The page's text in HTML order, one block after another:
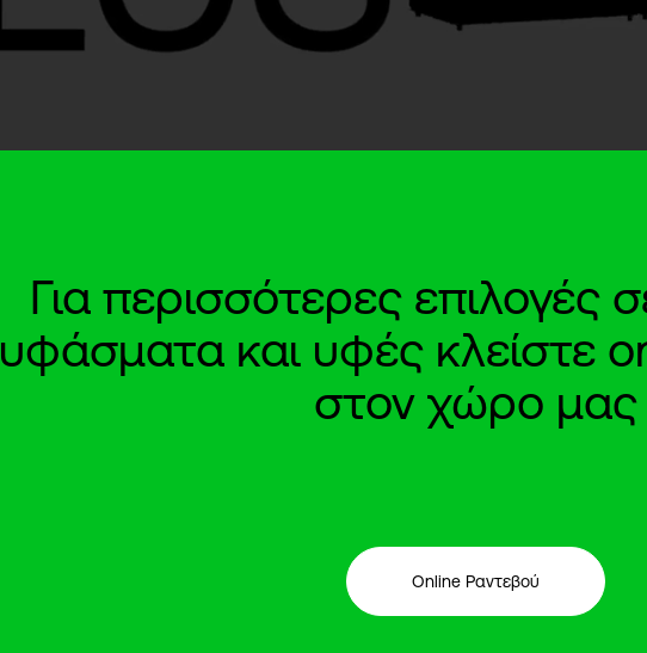
Για περισσότερες επιλογές
υφάσματα και υφές κλείστε
στον χώρο μας
Online Ραντεβού